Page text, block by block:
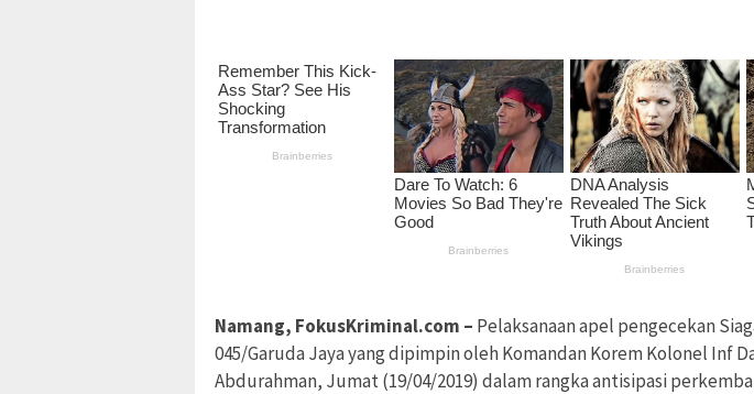
Namang, FokusKriminal.com – Pelaksanaan apel pengecekan
045/Garuda Jaya yang dipimpin oleh Komandan Korem Kolonel Inf
Abdurahman, Jumat (19/04/2019) dalam rangka antisipasi